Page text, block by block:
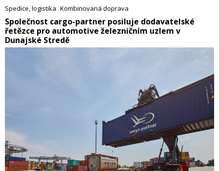
Spedice, logistika Kombinovaná doprava
​Společnost cargo-partner posiluje dodavatelské
řetězce pro automotive železničním uzlem v
Dunajské Stredě